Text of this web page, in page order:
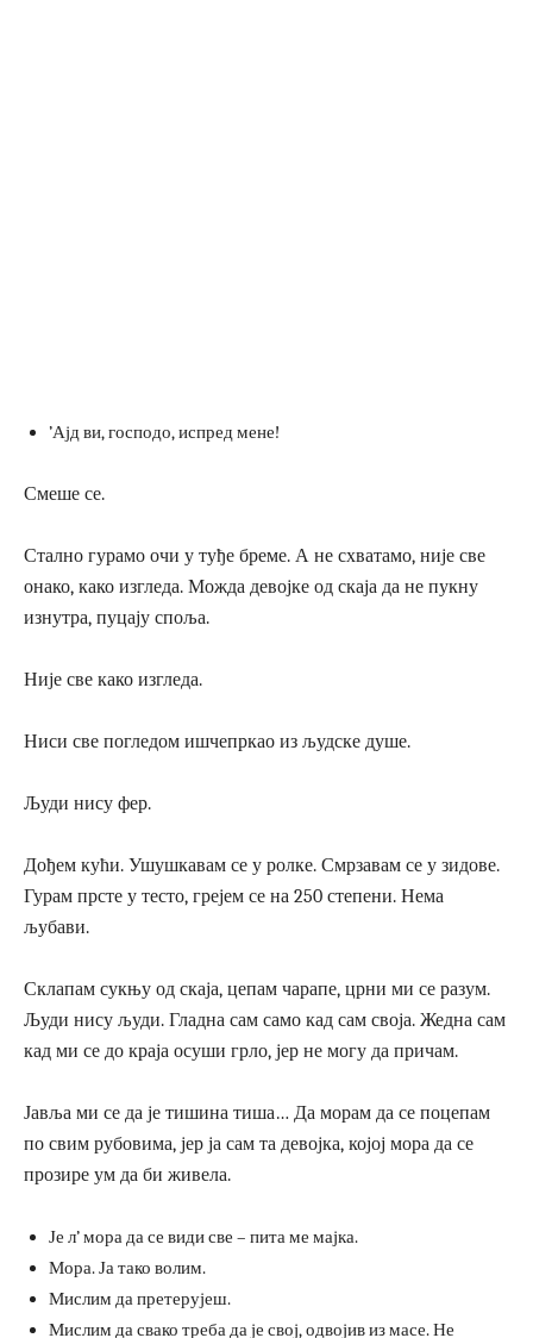
’Ајд ви, господо, испред мене!
Смеше се.
Стално гурамо очи у туђе бреме. А не схватамо, није све
онако, како изгледа. Можда девојке од скаја да не пукну
изнутра, пуцају споља.
Није све како изгледа.
Ниси све погледом ишчепркао из људске душе.
Људи нису фер.
Дођем кући. Ушушкавам се у ролке. Смрзавам се у зидове.
Гурам прсте у тесто, грејем се на 250 степени. Нема
љубави.
Склапам сукњу од скаја, цепам чарапе, црни ми се разум.
Људи нису људи. Гладна сам само кад сам своја. Жедна сам
кад ми се до краја осуши грло, јер не могу да причам.
Јавља ми се да је тишина тиша… Да морам да се поцепам
по свим рубовима, јер ја сам та девојка, којој мора да се
прозире ум да би живела.
Је л’ мора да се види све – пита ме мајка.
Мора. Ја тако волим.
Мислим да претерујеш.
Мислим да свако треба да је свој, одвојив из масе. Не